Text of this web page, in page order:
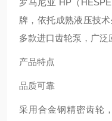
罗马尼亚 HP（
牌，依托成熟液压技
多款进口齿轮泵，广泛
产品特点
品质可靠
采用合金钢精密齿轮